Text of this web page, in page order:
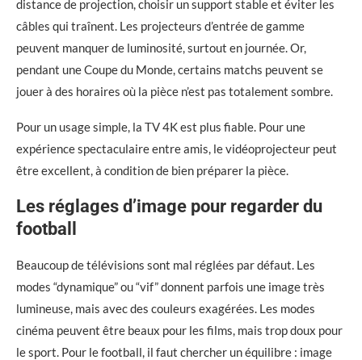
distance de projection, choisir un support stable et éviter les
câbles qui traînent. Les projecteurs d’entrée de gamme
peuvent manquer de luminosité, surtout en journée. Or,
pendant une Coupe du Monde, certains matchs peuvent se
jouer à des horaires où la pièce n’est pas totalement sombre.
Pour un usage simple, la TV 4K est plus fiable. Pour une
expérience spectaculaire entre amis, le vidéoprojecteur peut
être excellent, à condition de bien préparer la pièce.
Les réglages d’image pour regarder du
football
Beaucoup de télévisions sont mal réglées par défaut. Les
modes “dynamique” ou “vif” donnent parfois une image très
lumineuse, mais avec des couleurs exagérées. Les modes
cinéma peuvent être beaux pour les films, mais trop doux pour
le sport. Pour le football, il faut chercher un équilibre : image